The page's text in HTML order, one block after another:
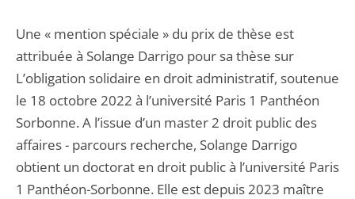
Une « mention spéciale » du prix de thèse est
attribuée à Solange Darrigo pour sa thèse sur
L’obligation solidaire en droit administratif, soutenue
le 18 octobre 2022 à l’université Paris 1 Panthéon
Sorbonne. A l’issue d’un master 2 droit public des
affaires - parcours recherche, Solange Darrigo
obtient un doctorat en droit public à l’université Paris
1 Panthéon-Sorbonne. Elle est depuis 2023 maître